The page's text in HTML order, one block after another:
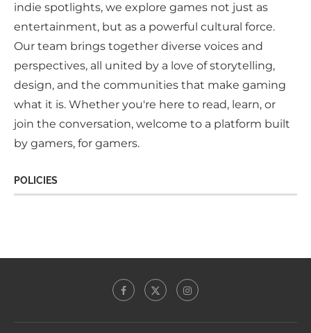
indie spotlights, we explore games not just as
entertainment, but as a powerful cultural force.
Our team brings together diverse voices and
perspectives, all united by a love of storytelling,
design, and the communities that make gaming
what it is. Whether you're here to read, learn, or
join the conversation, welcome to a platform built
by gamers, for gamers.
POLICIES